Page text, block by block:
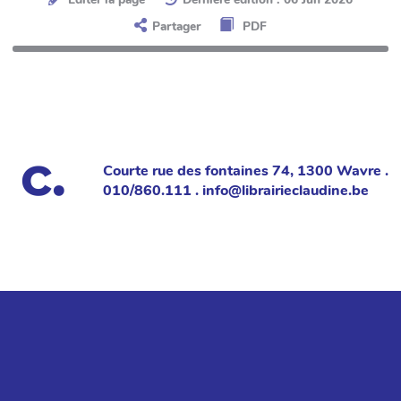
Partager
PDF
Courte rue des fontaines 74, 1300 Wavre .
010/860.111 . info@librairieclaudine.be